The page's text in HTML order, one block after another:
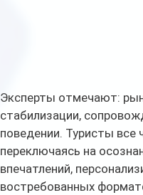
Эксперты отмечают:
стабилизации,
поведении. Туристы
переключаясь на
впечатлений,
востребованных